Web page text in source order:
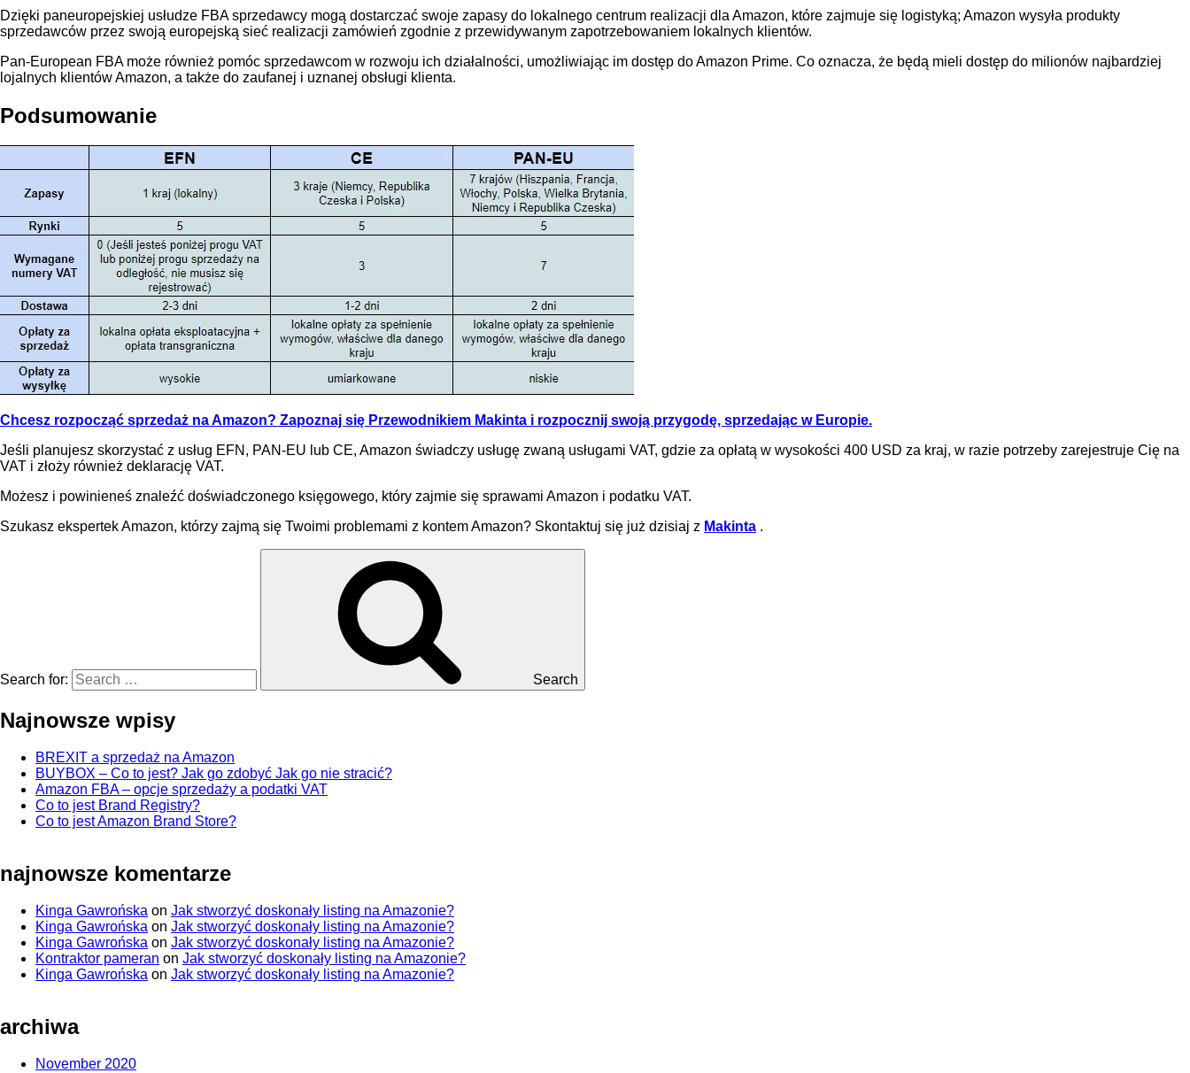
Dzięki paneuropejskiej usłudze FBA sprzedawcy mogą dostarczać swoje zapasy do lokalnego centrum realizacji dla Amazon, które zajmuje się logistyką; Amazon wysyła produkty
sprzedawców przez swoją europejską sieć realizacji zamówień zgodnie z przewidywanym zapotrzebowaniem lokalnych klientów.
Pan-European FBA może również pomóc sprzedawcom w rozwoju ich działalności, umożliwiając im dostęp do Amazon Prime. Co oznacza, że będą mieli dostęp do milionów najbardziej
lojalnych klientów Amazon, a także do zaufanej i uznanej obsługi klienta.
Podsumowanie
Chcesz rozpocząć sprzedaż na Amazon? Zapoznaj się Przewodnikiem Makinta i rozpocznij swoją przygodę, sprzedając w Europie.
Jeśli planujesz skorzystać z usług EFN, PAN-EU lub CE, Amazon świadczy usługę zwaną usługami VAT, gdzie za opłatą w wysokości 400 USD za kraj, w razie potrzeby zarejestruje Cię na
VAT i złoży również deklarację VAT.
Możesz i powinieneś znaleźć doświadczonego księgowego, który zajmie się sprawami Amazon i podatku VAT.
Szukasz ekspertek Amazon, którzy zajmą się Twoimi problemami z kontem Amazon? Skontaktuj się już dzisiaj z Makinta .
Search for: Search
Najnowsze wpisy
BREXIT a sprzedaż na Amazon
BUYBOX – Co to jest? Jak go zdobyć Jak go nie stracić?
Amazon FBA – opcje sprzedaży a podatki VAT
Co to jest Brand Registry?
Co to jest Amazon Brand Store?
najnowsze komentarze
Kinga Gawrońska on Jak stworzyć doskonały listing na Amazonie?
Kinga Gawrońska on Jak stworzyć doskonały listing na Amazonie?
Kinga Gawrońska on Jak stworzyć doskonały listing na Amazonie?
Kontraktor pameran on Jak stworzyć doskonały listing na Amazonie?
Kinga Gawrońska on Jak stworzyć doskonały listing na Amazonie?
archiwa
November 2020